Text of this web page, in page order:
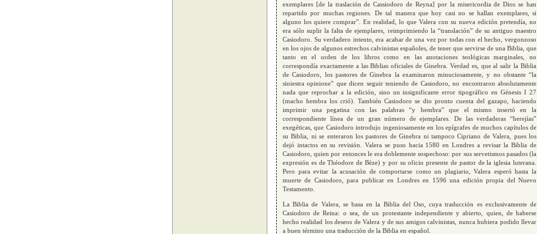
exemplares [de la traslación de Cassiodoro de Reyna] por la misericordia de Dios se han
repartido por muchas regiones. De tal manera que hoy casi no se hallan exemplares, si
alguno los quiere comprar”. En realidad, lo que Valera con su nueva edición pretendía, no
era sólo suplir la falta de ejemplares, reimprimiendo la “translación” de su antiguo maestro
Casiodoro. Su verdadero intento, era acabar de una vez por todas con el hecho, vergonzoso
en los ojos de algunos estrechos calvinistas españoles, de tener que servirse de una Biblia, que
tanto en el orden de los libros como en las anotaciones teológicas marginales, no
correspondía exactamente a las Biblias oficiales de Ginebra. Verdad es, que al salir la Biblia
de Casiodoro, los pastores de Ginebra la examinaron minuciosamente, y no obstante “la
siniestra opinione” que dicen seguir teniendo de Casiodoro, no encontraron absolutamente
nada que reprochar a la edición, sino un insignificante error tipográfico en Génesis I 27
(macho hembra los crió). También Casiodoro se dio pronto cuenta del gazapo, haciendo
imprimir una pegatina con las palabras “y hembra” que el mismo insertó en la
correspondiente línea de un gran número de ejemplares. De las verdaderas “herejías”
exegéticas, que Casiodoro introdujo ingeniosamente en los epígrafes de muchos capítulos de
su Biblia, ni se enteraron los pastores de Ginebra ni tampoco Cipriano de Valera, pues los
dejó intactos en su revisión. Valera se puso hacia 1580 en Londres a revisar la Biblia de
Casiodoro, quien por entonces le era doblemente sospechoso: por sus servetismos pasados (la
expresión es de Théodore de Bèze) y por su oficio presente de pastor de la iglesia luterana.
Pero para evitar la acusación de comportarse como un plagiario, Valera esperó hasta la
muerte de Casiodoro, para publicar en Londres en 1596 una edición propia del Nuevo
Testamento.
La Biblia de Valera, se basa en la Biblia del Oso, cuya traducción es exclusivamente de
Casiodoro de Reina: o sea, de un protestante independiente y abierto, quien, de haberse
hecho realidad los deseos de Valera y de sus amigos calvinistas, nunca hubiera podido llevar
a buen término una traducción de la Biblia en español.